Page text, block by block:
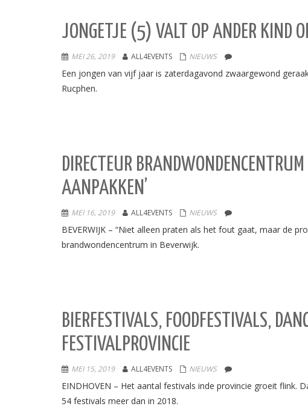
JONGETJE (5) VALT OP ANDER KIND
MEI 26, 2019 ALL4EVENTS NIEUWS
Een jongen van vijf jaar is zaterdagavond zwaargewond
Rucphen.
DIRECTEUR
AANPAKKEN’
MEI 16, 2019 ALL4EVENTS NIEUWS
BEVERWIJK – “Niet alleen praten als het fout gaat, maar de
brandwondencentrum in Beverwijk.
BIERFESTIVALS, FOODFESTIVALS,
FESTIVALPROVINCIE
MEI 15, 2019 ALL4EVENTS NIEUWS
EINDHOVEN – Het aantal festivals inde provincie groeit
54 festivals meer dan in 2018.